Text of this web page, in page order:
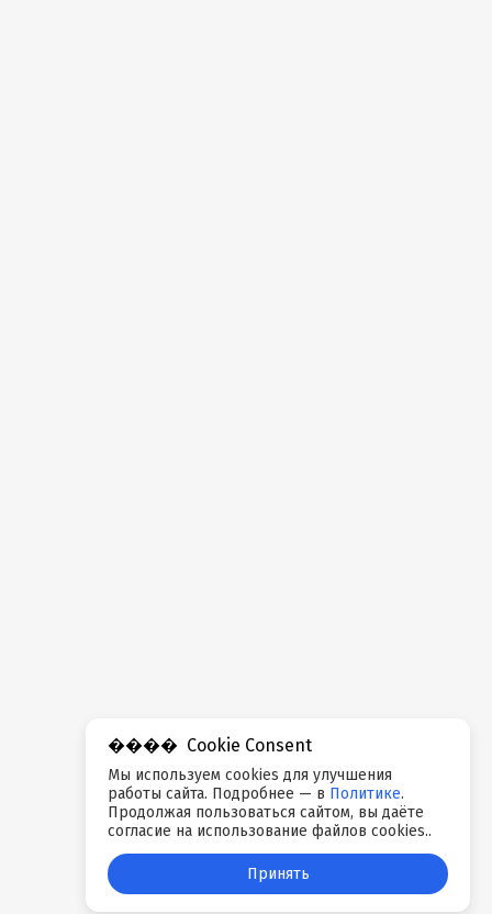
Cookie Consent
Мы используем cookies для улучшения
работы сайта. Подробнее — в Политике.
Продолжая пользоваться сайтом, вы даёте
согласие на использование файлов cookies..
Принять